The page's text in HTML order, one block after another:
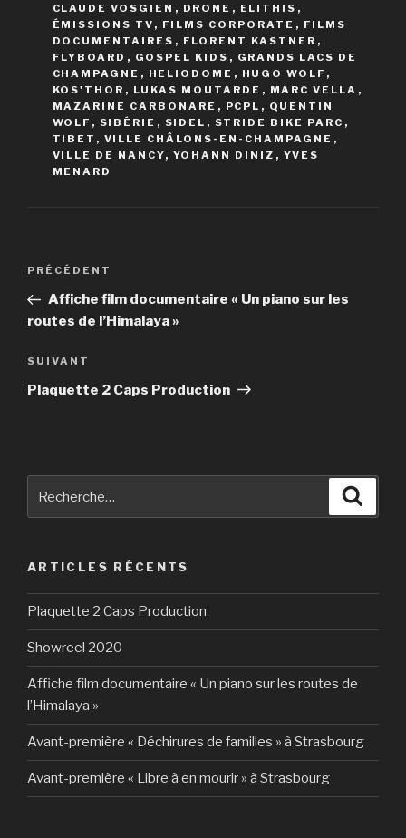
CLAUDE VOSGIEN , DRONE , ELITHIS ,
ÉMISSIONS TV , FILMS CORPORATE , FILMS
DOCUMENTAIRES , FLORENT KASTNER ,
FLYBOARD , GOSPEL KIDS , GRANDS LACS DE
CHAMPAGNE , HELIODOME , HUGO WOLF ,
KOS'THOR , LUKAS MOUTARDE , MARC VELLA ,
MAZARINE CARBONARE , PCPL , QUENTIN
WOLF , SIBÉRIE , SIDEL , STRIDE BIKE PARC ,
TIBET , VILLE CHÂLONS-EN-CHAMPAGNE ,
VILLE DE NANCY, YOHANN DINIZ , YVES
MENARD
Navigation
l’article
Article
précédent
PRÉCÉDENT
Affiche film documentaire « Un piano sur les
routes de l’Himalaya »
Article
suivant
SUIVANT
Plaquette 2 Caps Production
ARTICLES RÉCENTS
Plaquette 2 Caps Production
Showreel 2020
Affiche film documentaire « Un piano sur les routes de
l’Himalaya »
Avant-première « Déchirures de familles » à Strasbourg
Avant-première « Libre à en mourir » à Strasbourg